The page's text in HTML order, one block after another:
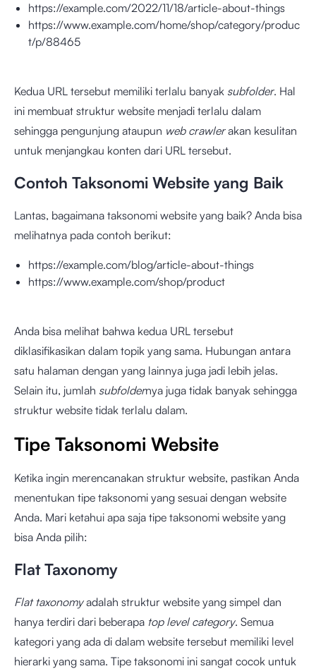
https://example.com/2022/11/18/article-about-things
https://www.example.com/home/shop/category/produc
t/p/88465
Kedua URL tersebut memiliki terlalu banyak subfolder. Hal
ini membuat struktur website menjadi terlalu dalam
sehingga pengunjung ataupun web crawlerakan kesulitan
untuk menjangkau konten dari URL tersebut.
Contoh Taksonomi Website yang Baik
Lantas, bagaimana taksonomi website yang baik? Anda bisa
melihatnya pada contoh berikut:
https://example.com/blog/article-about-things
https://www.example.com/shop/product
Anda bisa melihat bahwa kedua URL tersebut
diklasifikasikan dalam topik yang sama. Hubungan antara
satu halaman dengan yang lainnya juga jadi lebih jelas.
Selain itu, jumlah subfoldernya juga tidak banyak sehingga
struktur website tidak terlalu dalam.
Tipe Taksonomi Website
Ketika ingin merencanakan struktur website, pastikan Anda
menentukan tipe taksonomi yang sesuai dengan website
Anda. Mari ketahui apa saja tipe taksonomi website yang
bisa Anda pilih:
Flat Taxonomy
Flat taxonomyadalah struktur website yang simpel dan
hanya terdiri dari beberapa top level category. Semua
kategori yang ada di dalam website tersebut memiliki level
hierarki yang sama. Tipe taksonomi ini sangat cocok untuk